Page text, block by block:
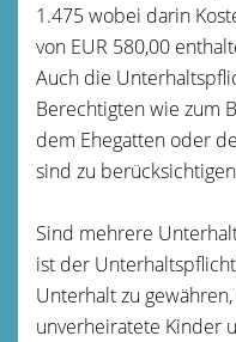
1.475 wobei darin
von EUR 580,00
Auch die
Berechtigten wie zum
dem Ehegatten oder
sind zu
Sind mehrere
ist der
Unterhalt zu
unverheiratete Kinder